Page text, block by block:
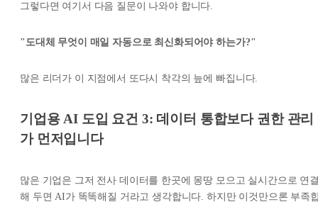
그렇다면 여기서 다음 질문이 나와야 합니다.
"도대체 무엇이 매일 자동으로 최신화되어야 하는가?"
많은 리더가 이 지점에서 또다시 착각의 늪에 빠집니다.
기업용 AI 도입 요건 3: 데이터 통합보다 권한 관리
가 먼저입니다
많은 기업은 그저 전사 데이터를 한곳에 몽땅 모으고 실시간으로 연
해 두면 AI가 똑똑해질 거라고 생각합니다. 하지만 이것만으론 부족